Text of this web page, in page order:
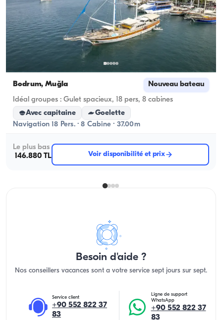
Bodrum, Muğla Nouveau bateau
Idéal groupes : Gulet spacieux, 18 pers, 8 cabines
Avec capitaine
Goelette
Navigation 18 Pers. · 8 Cabine · 37.00m
Le plus bas
146.880 TL
Voir disponibilité et prix
Besoin d'aide ?
Nos conseillers vacances sont a votre service sept jours sur sept.
Service client
+90 552 822 37
83
Ligne de support
WhatsApp
+90 552 822 37
83